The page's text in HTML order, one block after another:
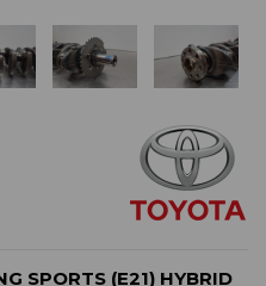
SPORTS (E21) HYBRID